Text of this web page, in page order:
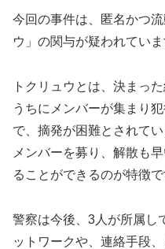
今回の事件は、匿名かつ
ウ」の関与が疑われていま
トクリュウとは、決まっ
うちにメンバーが集まり
で、摘発が困難とされて
メンバーを募り、解散も
ることができるのが特徴で
警察は今後、3人が所属し
ットワークや、連絡手段